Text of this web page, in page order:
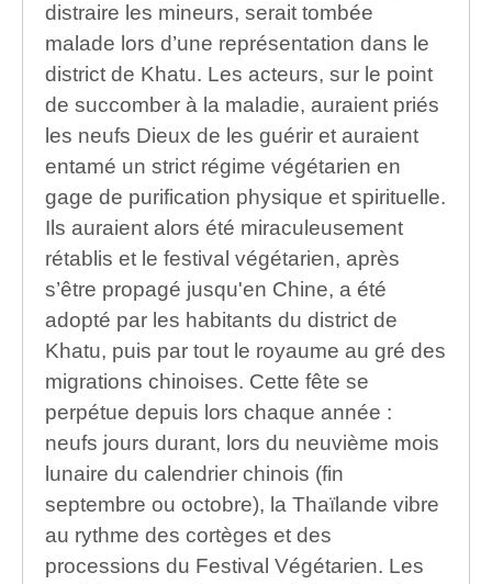
distraire les mineurs, serait tombée
malade lors d’une représentation dans le
district de Khatu. Les acteurs, sur le point
de succomber à la maladie, auraient priés
les neufs Dieux de les guérir et auraient
entamé un strict régime végétarien en
gage de purification physique et spirituelle.
Ils auraient alors été miraculeusement
rétablis et le festival végétarien, après
s’être propagé jusqu'en Chine, a été
adopté par les habitants du district de
Khatu, puis par tout le royaume au gré des
migrations chinoises. Cette fête se
perpétue depuis lors chaque année :
neufs jours durant, lors du neuvième mois
lunaire du calendrier chinois (fin
septembre ou octobre), la Thaïlande vibre
au rythme des cortèges et des
processions du Festival Végétarien. Les